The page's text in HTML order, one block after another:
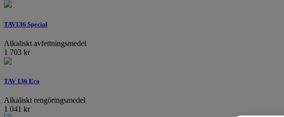
TAV136 Special
Alkaliskt avfettningsmedel
1 703 kr
TAV 136 Eco
Alkaliskt rengöringsmedel
1 041 kr